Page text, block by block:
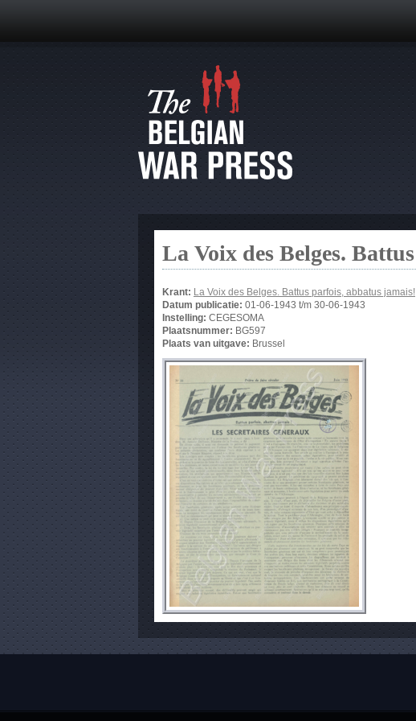
La Voix des Belges.
Krant: La Voix des Belges. Battus parfois, abbatus jamais!
Datum publicatie: 01-06-1943 t/m 30-06-1943
Instelling: CEGESOMA
Plaatsnummer: BG597
Plaats van uitgave: Brussel